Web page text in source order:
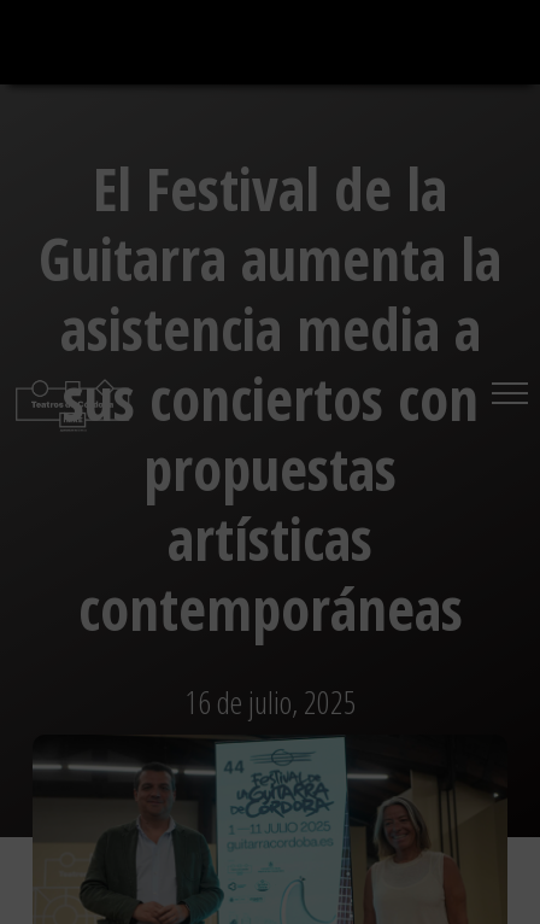
contenido
El Festival de la
Guitarra aumenta la
asistencia media a
sus conciertos con
propuestas
artísticas
contemporáneas
16 de julio, 2025